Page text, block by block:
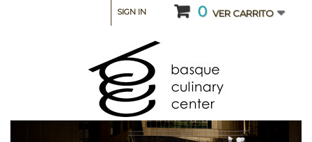
0 VER CARRITO
SIGN IN